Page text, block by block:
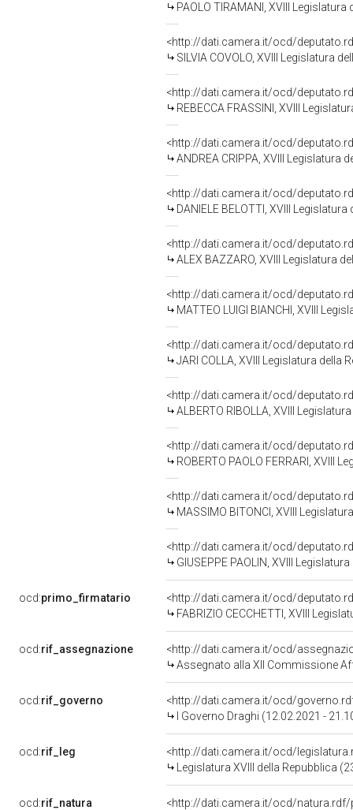
PAOLO TIRAMANI, XVIII Legislatura
<http://dati.camera.it/ocd/
SILVIA COVOLO, XVIII Legislatura
<http://dati.camera.it/ocd/
REBECCA FRASSINI, XVIII
<http://dati.camera.it/ocd/
ANDREA CRIPPA, XVIII Legislatura
<http://dati.camera.it/ocd/
DANIELE BELOTTI, XVIII
<http://dati.camera.it/ocd/
ALEX BAZZARO, XVIII Legislatura
<http://dati.camera.it/ocd/
MATTEO LUIGI BIANCHI, XVIII
<http://dati.camera.it/ocd/
JARI COLLA, XVIII Legislatura della
<http://dati.camera.it/ocd/
ALBERTO RIBOLLA, XVIII
<http://dati.camera.it/ocd/
ROBERTO PAOLO FERRARI, XVIII
<http://dati.camera.it/ocd/
MASSIMO BITONCI, XVIII
<http://dati.camera.it/ocd/
GIUSEPPE PAOLIN, XVIII
ocd:primo_firmatario
<http://dati.camera.it/ocd/
FABRIZIO CECCHETTI, XVIII
ocd:rif_assegnazione
<http://dati.camera.it/ocd/
Assegnato alla XII Commissione
ocd:rif_governo
<http://dati.camera.it/ocd/
I Governo Draghi (12.02.2021 -
ocd:rif_leg
<http://dati.camera.it/ocd/
Legislatura XVIII della Repubblica
ocd:rif_natura
<http://dati.camera.it/ocd/natura.rdf/